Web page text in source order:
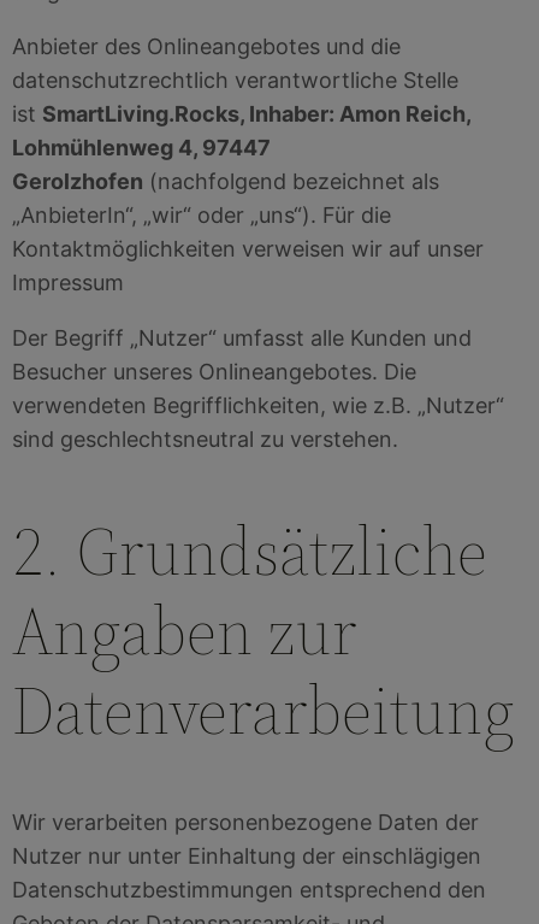
Anbieter des Onlineangebotes und die
datenschutzrechtlich verantwortliche Stelle
ist SmartLiving.Rocks, Inhaber: Amon Reich,
Lohmühlenweg 4, 97447
Gerolzhofen (nachfolgend bezeichnet als
„AnbieterIn“, „wir“ oder „uns“). Für die
Kontaktmöglichkeiten verweisen wir auf unser
Impressum
Der Begriff „Nutzer“ umfasst alle Kunden und
Besucher unseres Onlineangebotes. Die
verwendeten Begrifflichkeiten, wie z.B. „Nutzer“
sind geschlechtsneutral zu verstehen.
2. Grundsätzliche
Angaben zur
Datenverarbeitung
Wir verarbeiten personenbezogene Daten der
Nutzer nur unter Einhaltung der einschlägigen
Datenschutzbestimmungen entsprechend den